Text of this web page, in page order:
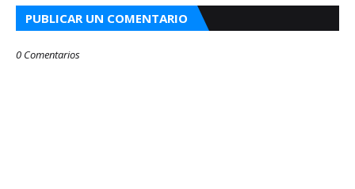
PUBLICAR UN COMENTARIO
0 Comentarios